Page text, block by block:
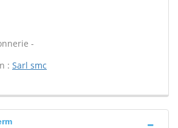
-
: Sarl smc